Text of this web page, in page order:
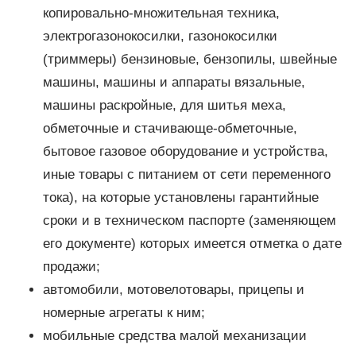
копировально-множительная техника,
электрогазонокосилки, газонокосилки
(триммеры) бензиновые, бензопилы, швейные
машины, машины и аппараты вязальные,
машины раскройные, для шитья меха,
обметочные и стачивающе-обметочные,
бытовое газовое оборудование и устройства,
иные товары с питанием от сети переменного
тока), на которые установлены гарантийные
сроки и в техническом паспорте (заменяющем
его документе) которых имеется отметка о дате
продажи;
автомобили, мотовелотовары, прицепы и
номерные агрегаты к ним;
мобильные средства малой механизации